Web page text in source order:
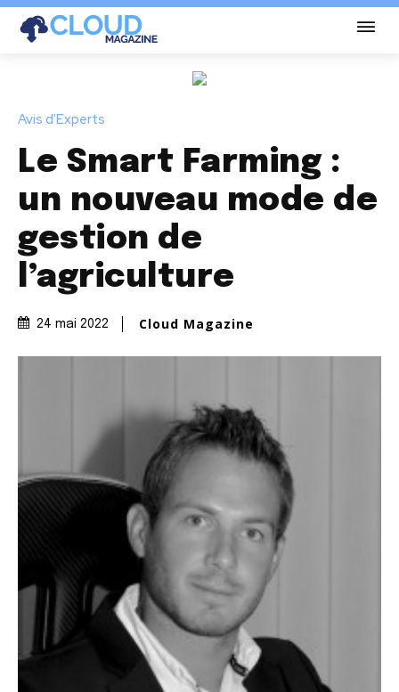
Avis d'Experts
Le Smart Farming :
un nouveau mode de
gestion de
l’agriculture
24 mai 2022 Cloud Magazine